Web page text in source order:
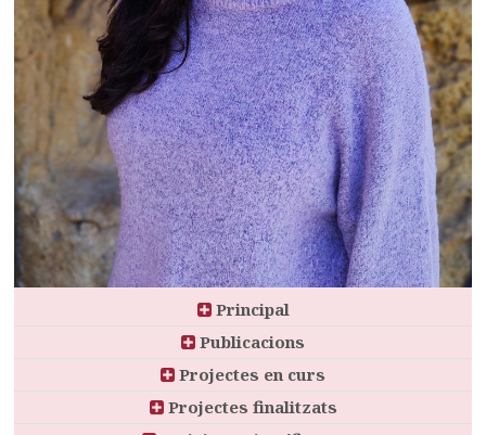
Principal
Publicacions
Projectes en curs
Projectes finalitzats